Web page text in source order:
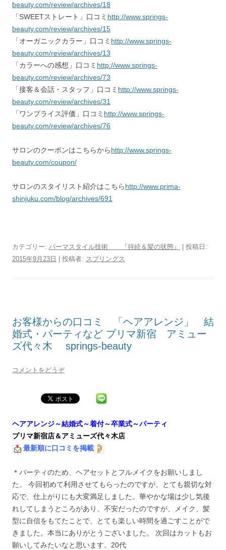
beauty.com/review/archives/18
「SWEETストレート」口コミ http://www.springs-
beauty.com/review/archives/15
「オーガニックカラー」口コミ http://www.springs-
beauty.com/review/archives/13
「カラーへの感想」口コミ http://www.springs-
beauty.com/review/archives/73
「接客＆会話・スタッフ」口コミ http://www.springs-
beauty.com/review/archives/31
「ワンプライス評価」口コミ http://www.springs-
beauty.com/review/archives/76
サロンのクーポンはこちらからhttp://www.springs-
beauty.com/coupon/
サロンのスタイリスト紹介はこちらhttp://www.prima-
shinjuku.com/blog/archives/691
カテゴリー: パーマスタイル技術 『持続＆髪の状態』
| 投稿日:
2015年9月23日
投稿者: スプリングス
お客様からの口コミ 「ヘアアレンジ」 結
婚式・パーティなど プリマ新宿 アミュー
ズ代々木 springs-beauty
コメントをどうぞ
ヘアアレンジ～結婚式～着付～卒業式～パーティ
プリマ新宿店＆アミューズ代々木店
最新順に口コミを掲載
＊パーティのため、ヘアセットとフルメイクをお願いしまし
た。 今回初めて利用させてもらったのですが、とても親切な対
応で、仕上がりにも大変満足しました。華やかな場は少し気後
れしてしまうところがあり、不安だったのですが、メイク、髪
型に自信をもてたことで、とても楽しい時間を過ごすことがで
きました。本当にありがとうございました。 次回はカットもお
願いしてみたいなと思います。20代